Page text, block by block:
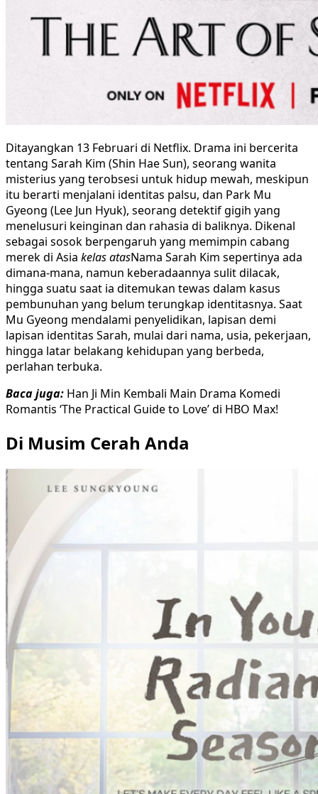
Ditayangkan 13 Februari di Netflix. Drama ini bercerita
tentang Sarah Kim (Shin Hae Sun), seorang wanita
misterius yang terobsesi untuk hidup mewah, meskipun
itu berarti menjalani identitas palsu, dan Park Mu
Gyeong (Lee Jun Hyuk), seorang detektif gigih yang
menelusuri keinginan dan rahasia di baliknya. Dikenal
sebagai sosok berpengaruh yang memimpin cabang
merek di Asia kelas atasNama Sarah Kim sepertinya ada
dimana-mana, namun keberadaannya sulit dilacak,
hingga suatu saat ia ditemukan tewas dalam kasus
pembunuhan yang belum terungkap identitasnya. Saat
Mu Gyeong mendalami penyelidikan, lapisan demi
lapisan identitas Sarah, mulai dari nama, usia, pekerjaan,
hingga latar belakang kehidupan yang berbeda,
perlahan terbuka.
Baca juga: Han Ji Min Kembali Main Drama Komedi
Romantis ‘The Practical Guide to Love’ di HBO Max!
Di Musim Cerah Anda